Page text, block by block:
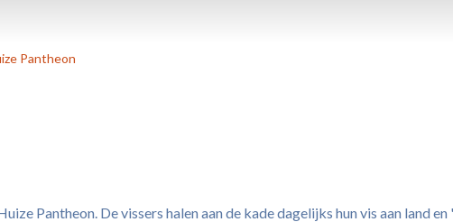
Pantheon
Pantheon. De vissers halen aan de kade dagelijks hun vis aan land